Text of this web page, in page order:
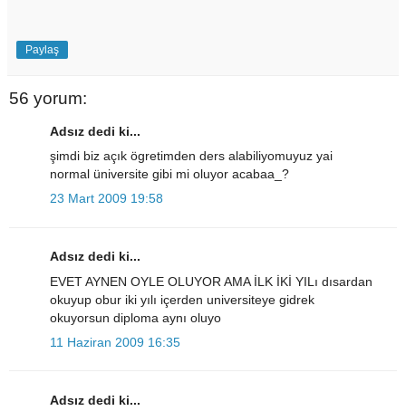
Paylaş
56 yorum:
Adsız dedi ki...
şimdi biz açık ögretimden ders alabiliyomuyuz yai
normal üniversite gibi mi oluyor acabaa_?
23 Mart 2009 19:58
Adsız dedi ki...
EVET AYNEN OYLE OLUYOR AMA İLK İKİ YILı dısardan
okuyup obur iki yılı içerden universiteye gidrek
okuyorsun diploma aynı oluyo
11 Haziran 2009 16:35
Adsız dedi ki...